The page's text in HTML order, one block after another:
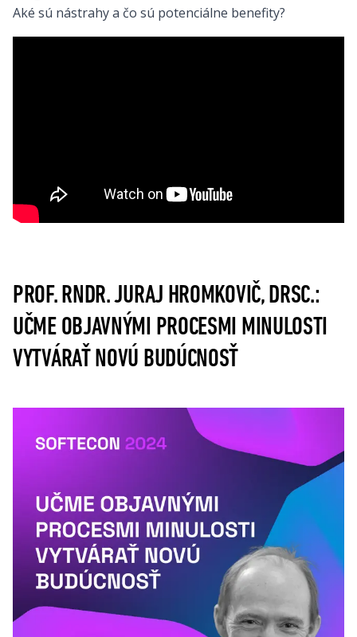
Aké sú nástrahy a čo sú potenciálne benefity?
PROF. RNDR. JURAJ HROMKOVIČ, DRSC.:
UČME OBJAVNÝMI PROCESMI MINULOSTI
VYTVÁRAŤ NOVÚ BUDÚCNOSŤ